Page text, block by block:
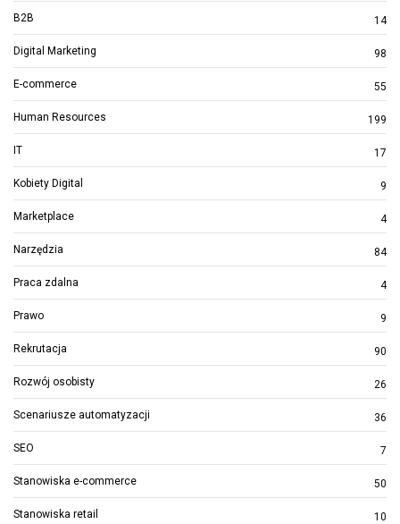
B2B 14
Digital Marketing 98
E-commerce 55
Human Resources 199
IT 17
Kobiety Digital 9
Marketplace 4
Narzędzia 84
Praca zdalna 4
Prawo 9
Rekrutacja 90
Rozwój osobisty 26
Scenariusze automatyzacji 36
SEO 7
Stanowiska e-commerce 50
Stanowiska retail 10